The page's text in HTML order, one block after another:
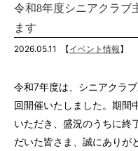
令和8年度シニアクラブ
ます
2026.05.11 【イベント情報】
令和7年度は、シニアクラ
回開催いたしました。期間
いただき、盛況のうちに終
だいた皆さま、誠にありが